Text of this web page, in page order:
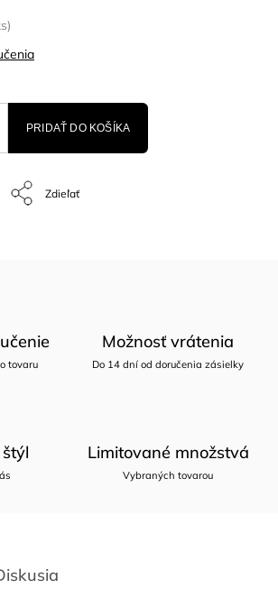
PRIDAŤ DO KOŠÍKA
Zdieľať
tovaru
Možnosť vrátenia
Do 14 dní od doručenia zásielky
Limitované množstvá
Vybraných tovarou